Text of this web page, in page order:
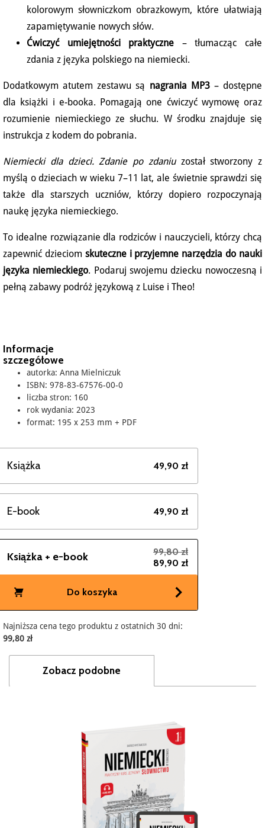
kolorowym słowniczkom obrazkowym, które ułatwiają
zapamiętywanie nowych słów.
Ćwiczyć umiejętności praktyczne – tłumacząc całe
zdania z języka polskiego na niemiecki.
Dodatkowym atutem zestawu są nagrania MP3– dostępne
dla książki i e-booka. Pomagają one ćwiczyć wymowę oraz
rozumienie niemieckiego ze słuchu. W środku znajduje się
instrukcja z kodem do pobrania.
Niemiecki dla dzieci. Zdanie po zdaniuzostał stworzony z
myślą o dzieciach w wieku 7–11 lat, ale świetnie sprawdzi się
także dla starszych uczniów, którzy dopiero rozpoczynają
naukę języka niemieckiego.
To idealne rozwiązanie dla rodziców i nauczycieli, którzy chcą
zapewnić dzieciom skuteczne i przyjemne narzędzia do nauki
języka niemieckiego. Podaruj swojemu dziecku nowoczesną i
pełną zabawy podróż językową z Luise i Theo!
Informacje
szczegółowe
autorka: Anna Mielniczuk
ISBN: 978-83-67576-00-0
liczba stron: 160
rok wydania: 2023
format: 195 x 253 mm + PDF
Książka 49,90 zł
E-book 49,90 zł
Książka + e-book
99,80 zł
89,90 zł
Do koszyka
Najniższa cena tego produktu z ostatnich 30 dni:
99,80 zł
Zobacz podobne